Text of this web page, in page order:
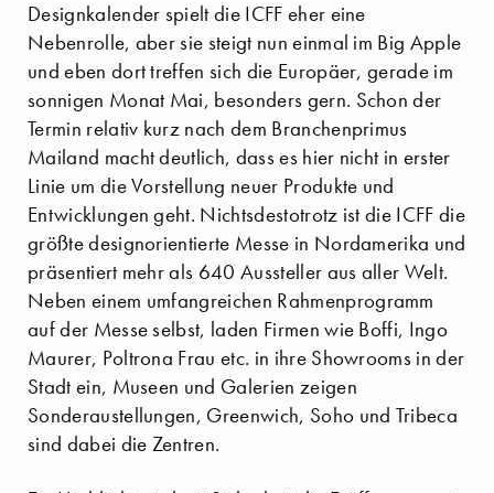
Designkalender spielt die ICFF eher eine
Nebenrolle, aber sie steigt nun einmal im Big Apple
und eben dort treffen sich die Europäer, gerade im
sonnigen Monat Mai, besonders gern. Schon der
Termin relativ kurz nach dem Branchenprimus
Mailand macht deutlich, dass es hier nicht in erster
Linie um die Vorstellung neuer Produkte und
Entwicklungen geht. Nichtsdestotrotz ist die ICFF die
größte designorientierte Messe in Nordamerika und
präsentiert mehr als 640 Aussteller aus aller Welt.
Neben einem umfangreichen Rahmenprogramm
auf der Messe selbst, laden Firmen wie Boffi, Ingo
Maurer, Poltrona Frau etc. in ihre Showrooms in der
Stadt ein, Museen und Galerien zeigen
Sonderaustellungen, Greenwich, Soho und Tribeca
sind dabei die Zentren.